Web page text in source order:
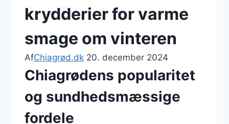
krydderier for varme
smage om vinteren
AfChiagrød.dk 20. december 2024
Chiagrødens popularitet
og sundhedsmæssige
fordele